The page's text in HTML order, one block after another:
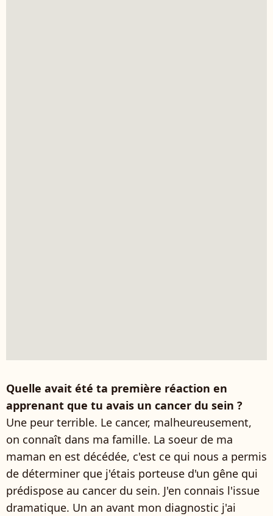
Quelle avait été ta première réaction en
apprenant que tu avais un cancer du sein ?
Une peur terrible. Le cancer, malheureusement,
on connaît dans ma famille. La soeur de ma
maman en est décédée, c'est ce qui nous a permis
de déterminer que j'étais porteuse d'un gêne qui
prédispose au cancer du sein. J'en connais l'issue
dramatique. Un an avant mon diagnostic j'ai